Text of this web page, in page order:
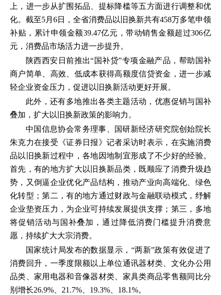
上，进一步从扩围拓品、提标降槛等五方面进行调整和优
化。截至5月6日，全省消费品以旧换新共有458万多笔申领
补贴，累计申领金额39.47亿元，带动销售金额超过306亿
元，消费品市场活力进一步提升。
陕西西安日前推出“国补贷”专项金融产品，帮助国补
商户简单、高效、低成本获得高额度信贷资金，进一步减
轻企业资金压力，促进以旧换新活动更好开展。
此外，还有多地推出各类主题活动，优惠促销与国补
叠加，扩大以旧换新政策的影响力。
中国信息协会常务理事、国研新经济研究院创始院长
朱克力在接受《证券日报》记者采访时表示，在实施消费
品以旧换新过程中，各地因地制宜形成了不少好的经验。
首先，有的地方扩大以旧换新品类，既顺应了消费升级趋
势，又倒逼企业优化产品结构，推动产业向高端化、绿色
化转型；第二，有的地方通过财政与金融联动模式，纾解
企业垫资压力，为企业可持续发展提供支撑；第三，多地
将促销活动与国补叠加，通过降低消费门槛提升消费意
愿，持续扩大大宗消费。
国家统计局发布的数据显示，“两新”政策有效促进了
消费回升，一季度限额以上单位通讯器材类、文化办公用
品类、家用电器和音像器材类、家具类商品零售额同比分
别增长26.9%、21.7%、19.3%、18.1%。